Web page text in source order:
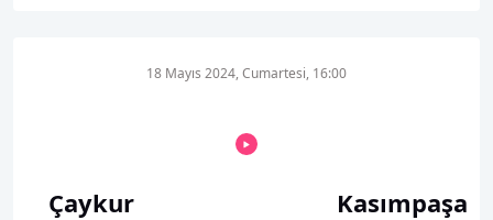
Çaykur
18 Mayıs 2024, Cumartesi, 16:00
Kasımpaşa